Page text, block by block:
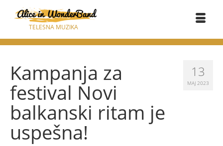
TELESNA MUZIKA
13
МАЈ 2023
Kampanja za
festival Novi
balkanski ritam je
uspešna!